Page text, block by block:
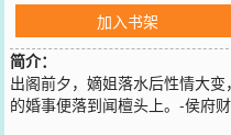
加入书架
简介：
出阁前夕，嫡姐落水后性情大
的婚事便落到闻檀头上。-侯府